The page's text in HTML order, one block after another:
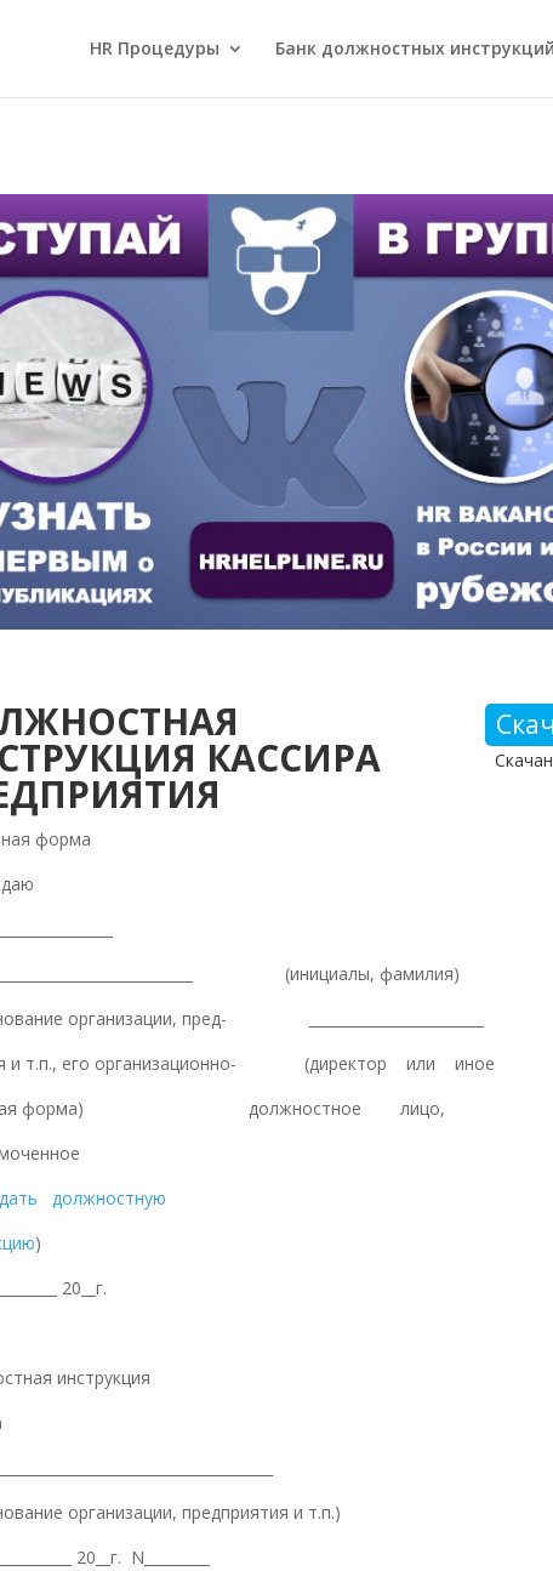
HR Процедуры Банк должностных инструкций
КАССИРА
форма
(инициалы, фамилия)
организации, пред- ________________________
и т.п., его организационно- (директор или иное
форма) должностное лицо,
должностную
)
20__г.
инструкция
организации, предприятия и т.п.)
20__г. N_________